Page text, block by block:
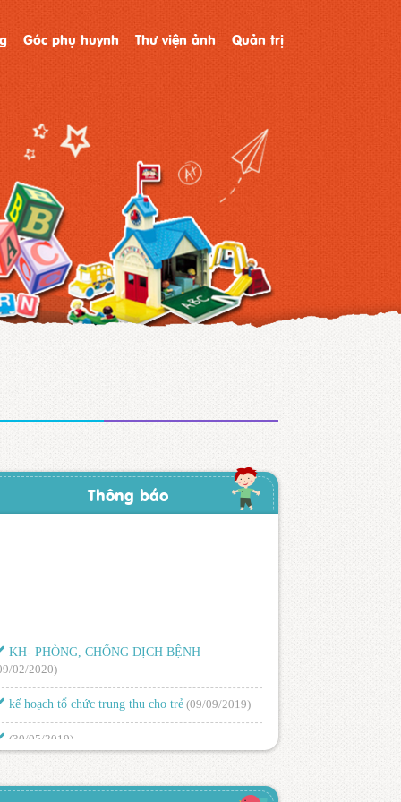
Góc phụ huynh Thư viện ảnh Quản trị
Thông báo
02/2020)
kế hoạch tổ chức trung thu cho trẻ (09/09/2019)
(30/05/2019)
LỊCH TRỰC NGHỈ LỄ 30/4 – 1/5 NĂM 2019
04/2019)